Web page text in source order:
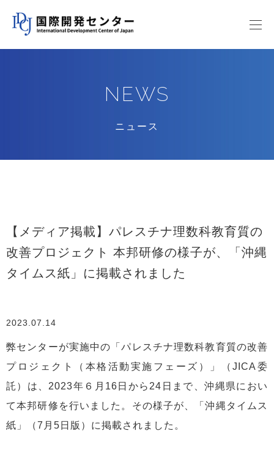
NEWS
ニュース
【メディア掲載】パレスチナ理数科教育質の
改善プロジェクト 本邦研修の様子が、「沖縄
タイムス紙」に掲載されました
2023.07.14
弊センターが実施中の「パレスチナ理数科教育質の改善
プロジェクト（本格活動実施フェーズ）」（JICA委
託）は、2023年６月16日から24日まで、沖縄県におい
て本邦研修を行いました。その様子が、「沖縄タイムス
紙」（7月5日版）に掲載されました。